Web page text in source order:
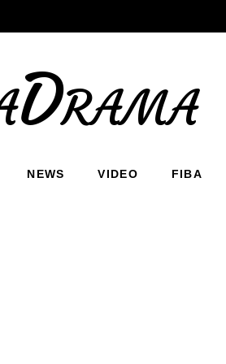
NEWS VIDEO FIBA